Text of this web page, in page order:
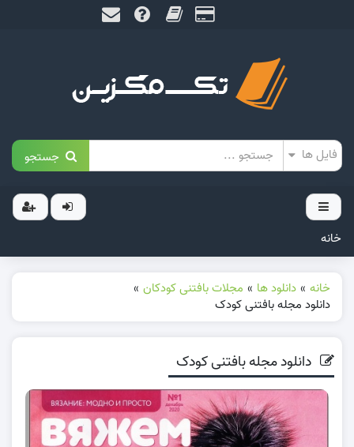
جستجو
خانه
خانه » دانلود ها » مجلات بافتنی کودکان »
دانلود مجله بافتنی کودک
دانلود مجله بافتنی کودک